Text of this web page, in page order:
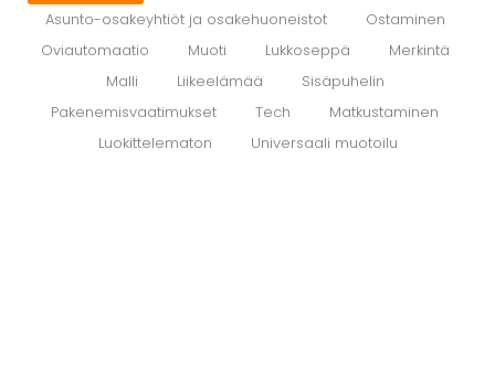
Asunto-osakeyhtiöt ja osakehuoneistot
Ostaminen
Oviautomaatio
Muoti Lukkoseppä
Merkintä
Malli
Liikeelämää
Sisäpuhelin
Pakenemisvaatimukset
Tech
Matkustaminen
Luokittelematon
Universaali muotoilu